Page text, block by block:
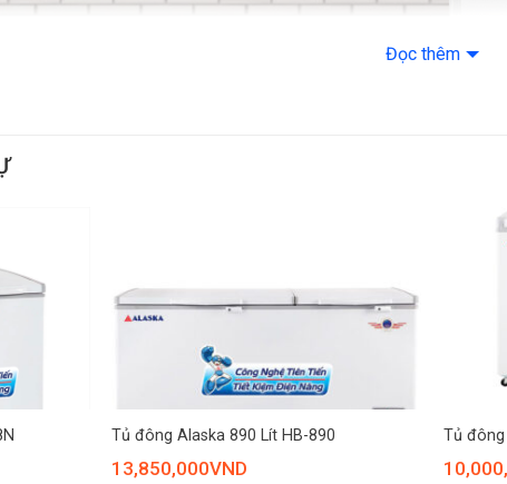
Đọc thêm
Tủ đông Alaska 890 Lít HB-890
13,850,000VND
Tủ đông